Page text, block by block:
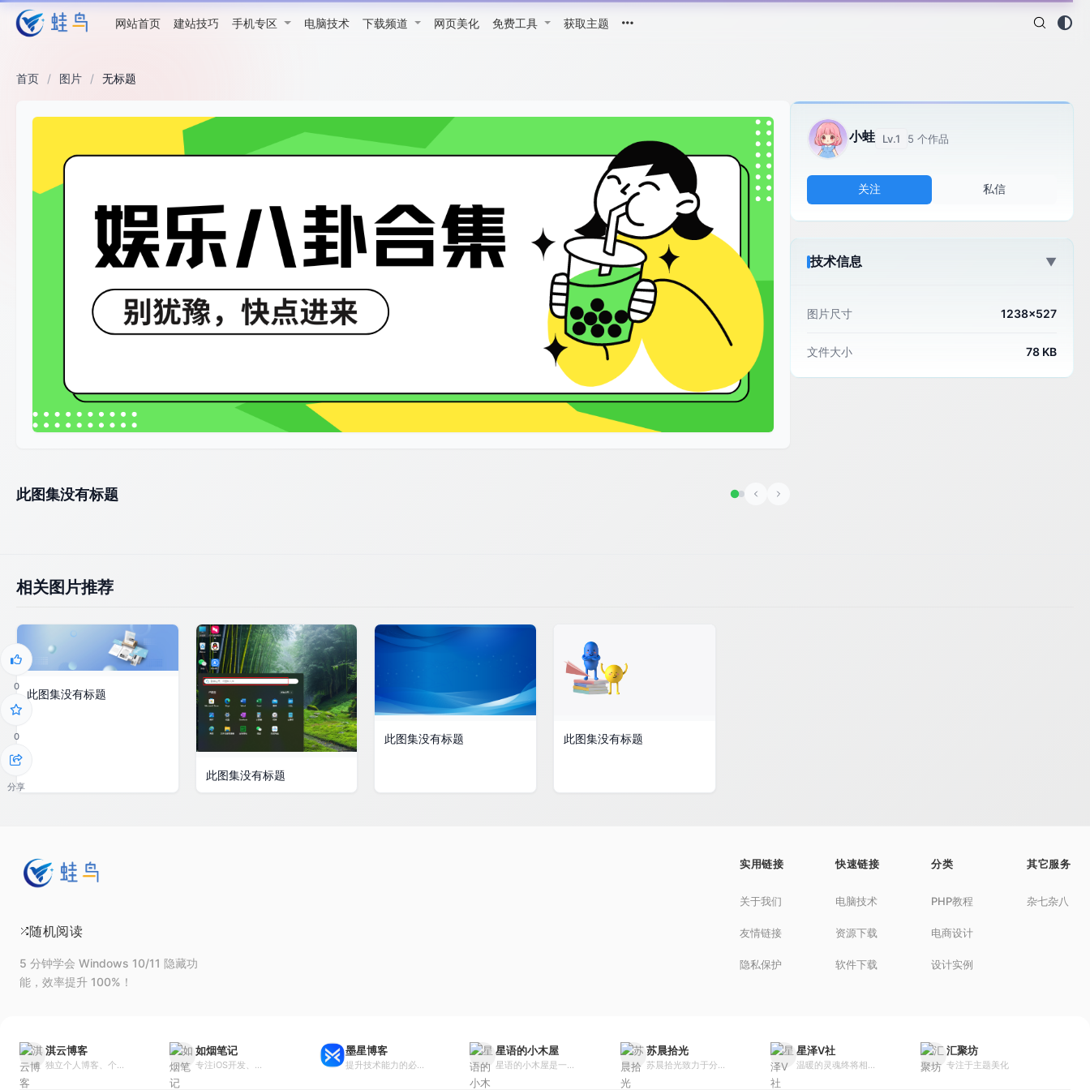
网站首页 建站技巧 手机专区 电脑技术 下载频道 网页美化 免费工具 获取主题
0
0
分享
首页 / 图片 / 无标题
此图集没有标题
小蛙 Lv.1 5 个作品
关注 私信
技术信息 ▼
图片尺寸 1238×527
文件大小 78 KB
相关图片推荐
此图集没有标题
此图集没有标题
此图集没有标题 此图集没有标题
随机阅读
5 分钟学会 Windows 10/11 隐藏功
能，效率提升 100%！
实用链接
关于我们
友情链接
隐私保护
快速链接
电脑技术
资源下载
软件下载
分类
PHP教程
电商设计
设计实例
其它服务
杂七杂八
淇云博客
独立个人博客、个...
如烟笔记
专注iOS开发、...
墨星博客
提升技术能力的必...
星语的小木屋
星语的小木屋是一...
苏晨拾光
苏晨拾光致力于分...
星泽V社
温暖的灵魂终将相...
汇聚坊
专注于主题美化